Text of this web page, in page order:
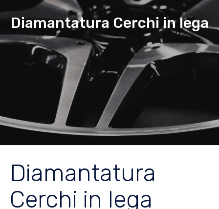
Diamantatura Cerchi in lega
Diamantatura
Cerchi in lega